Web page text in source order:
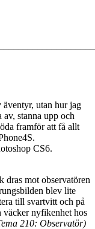
utan hur jag
stanna upp och
framför att få allt
CS6.
dras mot observatören
blev lite
till svartvitt och på
väcker nyfikenhet hos
210: Observatör)